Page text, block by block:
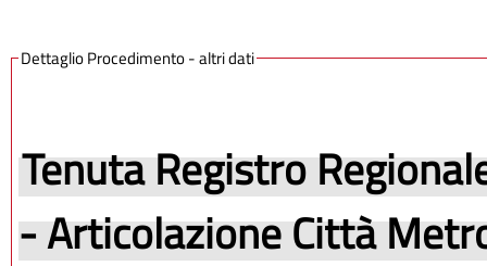
Dettaglio Procedimento - altri dati
Tenuta Registro
- Articolazione Città